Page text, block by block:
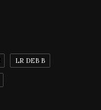
LR DEB B